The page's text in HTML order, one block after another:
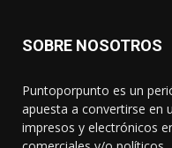
SOBRE NOSOTROS
Puntoporpunto es un
apuesta a convertirse en
impresos y electrónicos